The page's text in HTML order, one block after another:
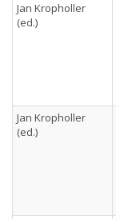
Jan Kropholler
(ed.)
Jan Kropholler
(ed.)